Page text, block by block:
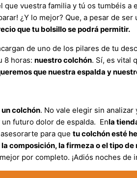
vuestra familia y tú os tumbéis a
¿Y lo mejor? Que, a pesar de ser
que tu bolsillo se podrá permitir.
de uno de los pilares de tu
8 horas: nuestro colchón. Sí, es vital
que nuestra espalda y
un colchón. No vale elegir sin
futuro dolor de espalda. Enla
para que tu colchón esté
la composición, la firmeza o el tipo
por completo. ¡Adiós noches de